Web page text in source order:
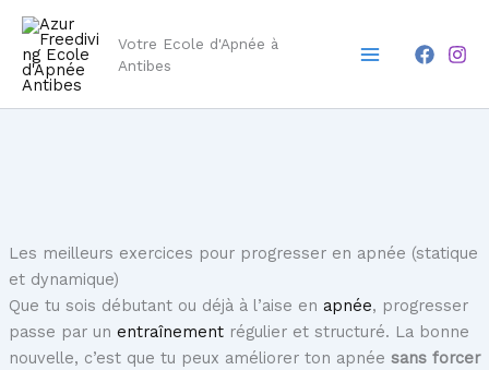
Aller
contenu
Votre Ecole d'Apnée à
Antibes
Menu
Les meilleurs exercices pour progresser en apnée (statique
et dynamique)
Que tu sois débutant ou déjà à l’aise en apnée, progresser
passe par un entraînementrégulier et structuré. La bonne
nouvelle, c’est que tu peux améliorer ton apnée sans forcer